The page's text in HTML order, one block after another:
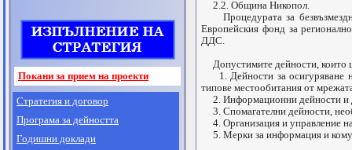
Покани за прием на проекти
2.2. Община Никопол.
Процедурата за
Европейския фонд за
ДДС.
Допустимите дейности, които
1. Дейности за осигуряване
типове местообитания от
2. Информационни дейности и
3. Спомагателни дейности,
4. Организация и управление
5. Мерки за информация и
Стратегия и договор
Програма за дейността
Годишни доклади